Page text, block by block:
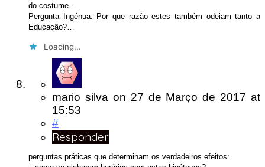
do costume…
Pergunta Ingénua: Por que razão estes também odeiam tanto a
Educação?…
Loading...
mario silva on 27 de Março de 2017 at
15:53
#
Responder
perguntas práticas que determinam os verdadeiros efeitos: